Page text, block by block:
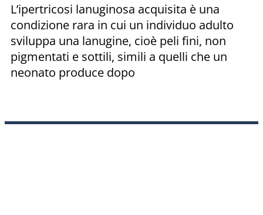
L’ipertricosi lanuginosa acquisita è una
condizione rara in cui un individuo adulto
sviluppa una lanugine, cioè peli fini, non
pigmentati e sottili, simili a quelli che un
neonato produce dopo